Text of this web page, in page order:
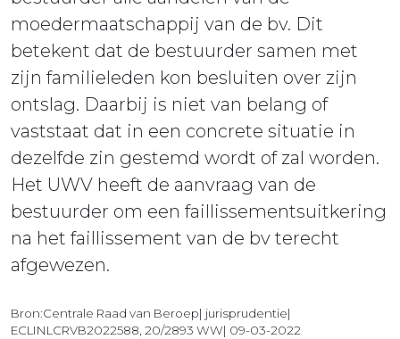
moedermaatschappij van de bv. Dit
betekent dat de bestuurder samen met
zijn familieleden kon besluiten over zijn
ontslag. Daarbij is niet van belang of
vaststaat dat in een concrete situatie in
dezelfde zin gestemd wordt of zal worden.
Het UWV heeft de aanvraag van de
bestuurder om een faillissementsuitkering
na het faillissement van de bv terecht
afgewezen.
Bron:Centrale Raad van Beroep| jurisprudentie|
ECLINLCRVB2022588, 20/2893 WW| 09-03-2022